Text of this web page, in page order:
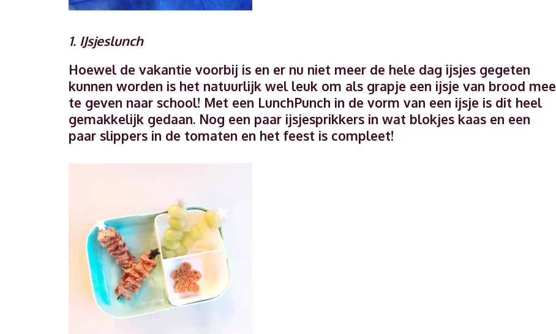
1. IJsjeslunch
Hoewel de vakantie voorbij is en er nu niet meer de hele dag ijsjes gegeten
kunnen worden is het natuurlijk wel leuk om als grapje een ijsje van brood mee
te geven naar school! Met een LunchPunch in de vorm van een ijsje is dit heel
gemakkelijk gedaan. Nog een paar ijsjesprikkers in wat blokjes kaas en een
paar slippers in de tomaten en het feest is compleet!